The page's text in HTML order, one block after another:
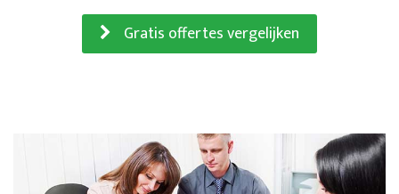
Gratis offertes vergelijken